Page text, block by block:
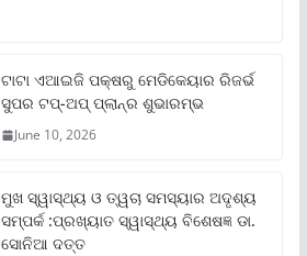
ଟାଟା ଏଆଇଜି ପକ୍ଷରୁ ମେଡିକେୟାର ରିଜର୍ଭ
ସୁପର ଟପ୍‌-ଅପ୍ ପ୍ଲାନ୍‌ର ଶୁଭାରମ୍ଭ
June 10, 2026
ମୁଖ ସ୍ୱାସ୍ଥ୍ୟ ଓ ତ୍ୱଚା ସମସ୍ୟାର ଅଦୃଶ୍ୟ
ସମ୍ପର୍କ :ପ୍ରଖ୍ୟାତ ସ୍ୱାସ୍ଥ୍ୟ ବିଶେଷଜ୍ଞ ଡା.
ସୋନିଆ ଦତ୍ତ